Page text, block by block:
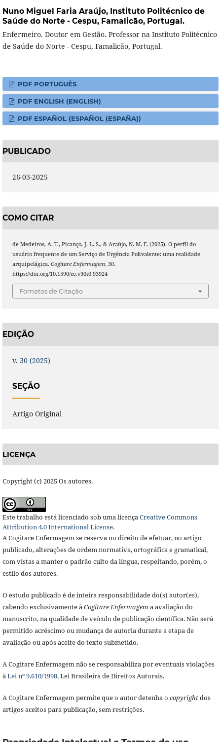
Nuno Miguel Faria Araújo, Instituto Politécnico de
Saúde do Norte - Cespu, Famalicão, Portugal.
Enfermeiro. Doutor em Gestão. Professor na Instituto Politécnico
de Saúde do Norte - Cespu, Famalicão, Portugal.
PDF PORTUGUÊS
PDF ENGLISH (ENGLISH)
PDF ESPAÑOL (ESPAÑOL (ESPAÑA))
PUBLICADO
26-03-2025
COMO CITAR
de Medeiros, A. T., Picanço, J. L. S., & Araújo, N. M. F. (2025). O perfil do
usuário frequente de um Serviço de Urgência Polivalente: uma realidade
arquipelágica. Cogitare Enfermagem, 30.
https://doi.org/10.1590/ce.v30i0.93924
Fomatos de Citação
EDIÇÃO
v. 30 (2025)
SEÇÃO
Artigo Original
LICENÇA
Copyright (c) 2025 Os autores.
Este trabalho está licenciado sob uma licençaCreative Commons
Attribution 4.0 International License.
A Cogitare Enfermagem se reserva no direito de efetuar, no artigo
publicado, alterações de ordem normativa, ortográfica e gramatical,
com vistas a manter o padrão culto da língua, respeitando, porém, o
estilo dos autores.
O estudo publicado é de inteira responsabilidade do(s) autor(es),
cabendo exclusivamente àCogitare Enfermagema avaliação do
manuscrito, na qualidade de veículo de publicação científica. Não será
permitido acréscimo ou mudança de autoria durante a etapa de
avaliação ou após aceite do texto submetido.
A Cogitare Enfermagem não se responsabiliza por eventuais violações
àLei nº 9.610/1998, Lei Brasileira de Direitos Autorais.
A Cogitare Enfermagem permite que o autor detenha o copyrightdos
artigos aceitos para publicação, sem restrições.